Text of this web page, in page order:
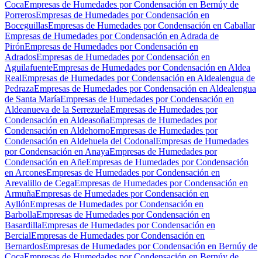
CocaEmpresas de Humedades por Condensación en Bernúy de
PorrerosEmpresas de Humedades por Condensación en
BoceguillasEmpresas de Humedades por Condensación en Caballar
Empresas de Humedades por Condensación en Adrada de
PirónEmpresas de Humedades por Condensación en
AdradosEmpresas de Humedades por Condensación en
AguilafuenteEmpresas de Humedades por Condensación en Aldea
RealEmpresas de Humedades por Condensación en Aldealengua de
PedrazaEmpresas de Humedades por Condensación en Aldealengua
de Santa MaríaEmpresas de Humedades por Condensación en
Aldeanueva de la SerrezuelaEmpresas de Humedades por
Condensación en AldeasoñaEmpresas de Humedades por
Condensación en AldehornoEmpresas de Humedades por
Condensación en Aldehuela del CodonalEmpresas de Humedades
por Condensación en AnayaEmpresas de Humedades por
Condensación en AñeEmpresas de Humedades por Condensación
en ArconesEmpresas de Humedades por Condensación en
Arevalillo de CegaEmpresas de Humedades por Condensación en
ArmuñaEmpresas de Humedades por Condensación en
AyllónEmpresas de Humedades por Condensación en
BarbollaEmpresas de Humedades por Condensación en
BasardillaEmpresas de Humedades por Condensación en
BercialEmpresas de Humedades por Condensación en
BernardosEmpresas de Humedades por Condensación en Bernúy de